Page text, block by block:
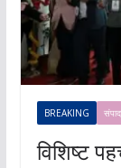
BREAKING
विशिष्ट